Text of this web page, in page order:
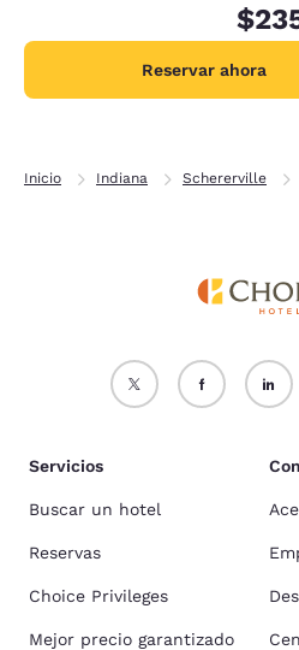
Reservar ahora
Inicio Indiana Schererville
Servicios
Buscar un hotel
Reservas
Choice Privileges
Mejor precio garantizado